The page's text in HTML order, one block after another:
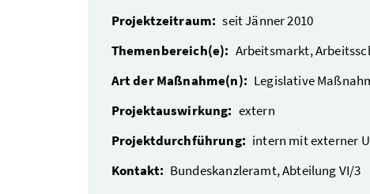
Projektzeitraum: seit Jänner 2010
Themenbereich(e): Arbeitsmarkt,
Art der Maßnahme(n): Legislative
Projektauswirkung: extern
Projektdurchführung: intern mit externer
Kontakt: Bundeskanzleramt, Abteilung VI/3